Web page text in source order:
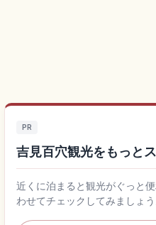
PR
吉見百穴観光をもっと
近くに泊まると観光がぐっと
わせてチェックしてみましょう